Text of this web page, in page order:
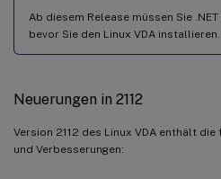
Ab diesem Release müssen Sie
bevor Sie den Linux VDA installieren.
Neuerungen in 2112
Version 2112 des Linux VDA enthält
und Verbesserungen: